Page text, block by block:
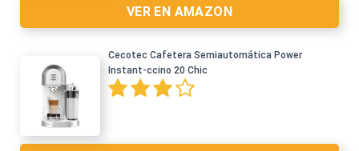
VER EN AMAZON
Cecotec Cafetera Semiautomática Power
Instant-ccino 20 Chic